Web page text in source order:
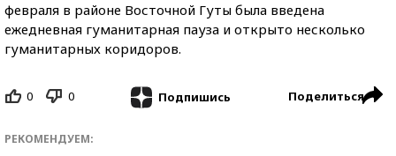
февраля в районе Восточной Гуты была введена
ежедневная гуманитарная пауза и открыто несколько
гуманитарных коридоров.
0 0 Подпишись Поделиться
РЕКОМЕНДУЕМ: